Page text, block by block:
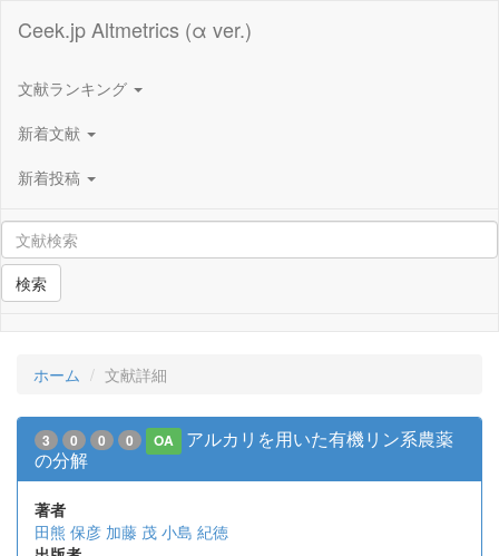
Ceek.jp Altmetrics (α ver.)
文献ランキング
新着文献
新着投稿
検索
ホーム 文献詳細
3 0 0 0 OA
アルカリを用いた有機リン系農薬
の分解
著者
田熊 保彦 加藤 茂 小島 紀徳